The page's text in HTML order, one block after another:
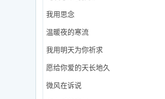
我用思念
温暖夜的寒流
我用明天为你祈求
愿给你爱的天长地久
微风在诉说